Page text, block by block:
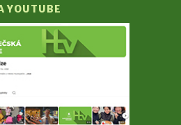
YOUTUBE